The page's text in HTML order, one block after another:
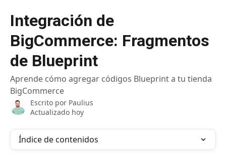
Integración de
BigCommerce: Fragmentos
de Blueprint
Aprende cómo agregar códigos Blueprint a tu tienda
BigCommerce
Escrito por Paulius
Actualizado hoy
Índice de contenidos